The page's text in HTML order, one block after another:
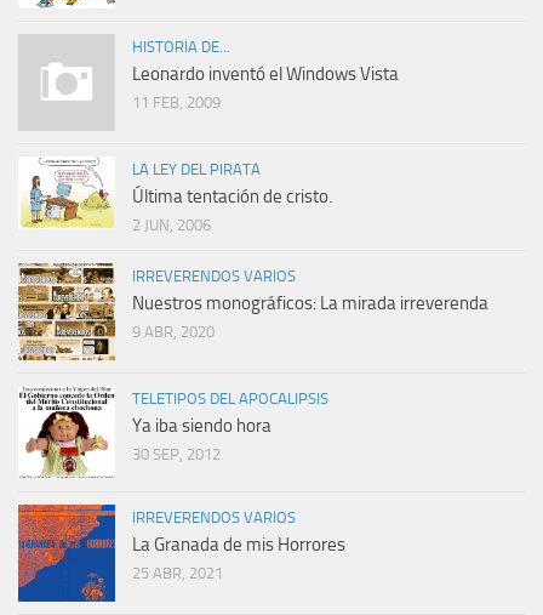
HISTORIA DE...
Leonardo inventó el Windows Vista
11 FEB, 2009
LA LEY DEL PIRATA
Última tentación de cristo.
2 JUN, 2006
IRREVERENDOS VARIOS
Nuestros monográficos: La mirada irreverenda
9 ABR, 2020
TELETIPOS DEL APOCALIPSIS
Ya iba siendo hora
30 SEP, 2012
IRREVERENDOS VARIOS
La Granada de mis Horrores
25 ABR, 2021